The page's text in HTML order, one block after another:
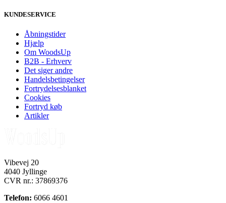
KUNDESERVICE
Åbningstider
Hjælp
Om WoodsUp
B2B - Erhverv
Det siger andre
Handelsbetingelser
Fortrydelsesblanket
Cookies
Fortryd køb
Artikler
Vibevej 20
4040 Jyllinge
CVR nr.: 37869376
Telefon: 6066 4601